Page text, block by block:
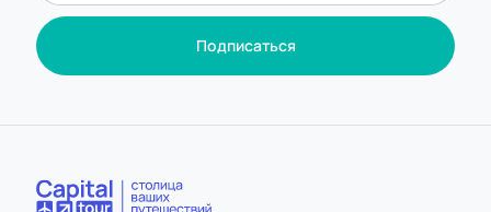
Подписаться